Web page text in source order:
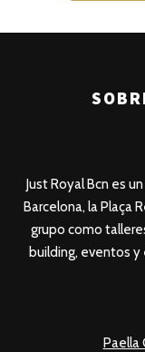
Just Royal Bcn es
Barcelona, la Plaça
grupo como
building, eventos
Paella